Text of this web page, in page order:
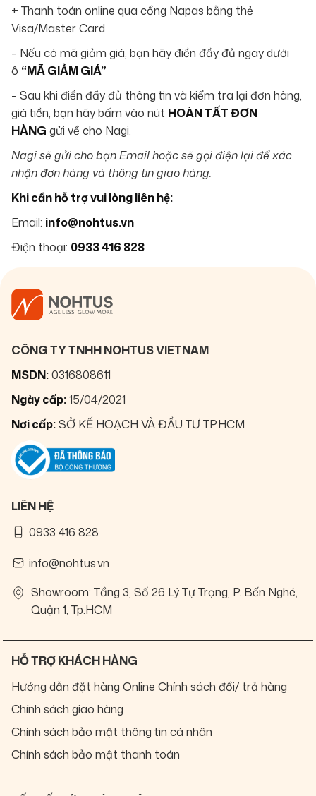
+ Thanh toán online qua cổng Napas bằng thẻ
Visa/Master Card
– Nếu có mã giảm giá, bạn hãy điền đầy đủ ngay dưới
ô “MÃ GIẢM GIÁ”
– Sau khi điền đầy đủ thông tin và kiểm tra lại đơn hàng,
giá tiền, bạn hãy bấm vào nút HOÀN TẤT ĐƠN
HÀNG gửi về cho Nagi.
Nagi sẽ gửi cho bạn Email hoặc sẽ gọi điện lại để xác
nhận đơn hàng và thông tin giao hàng.
Khi cần hỗ trợ vui lòng liên hệ:
Email: info@nohtus.vn
Điện thoại: 0933 416 828
CÔNG TY TNHH NOHTUS VIETNAM
MSDN:0316808611
Ngày cấp:15/04/2021
Nơi cấp:SỞ KẾ HOẠCH VÀ ĐẦU TƯ TP.HCM
LIÊN HỆ
0933 416 828
info@nohtus.vn
Showroom: Tầng 3, Số 26 Lý Tự Trọng, P. Bến Nghé,
Quận 1, Tp.HCM
HỖ TRỢ KHÁCH HÀNG
Hướng dẫn đặt hàng Online Chính sách đổi/ trả hàng
Chính sách giao hàng
Chính sách bảo mật thông tin cá nhân
Chính sách bảo mật thanh toán